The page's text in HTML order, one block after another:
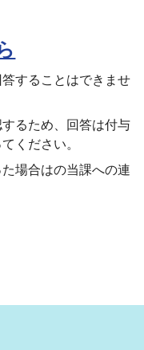
することはできませ
るため、回答は付与
ください。
場合はの当課への連